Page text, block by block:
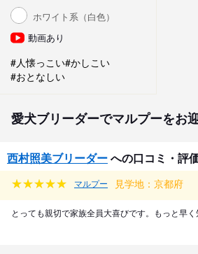
ホワイト系（白色）
動画あり
#人懐っこい#かしこい
#おとなしい
愛犬ブリーダーでマルプーをお
西村照美ブリーダーへの口コミ・評
マルプー 見学地：京都府
とっても親切で家族全員大喜びです。もっと早く